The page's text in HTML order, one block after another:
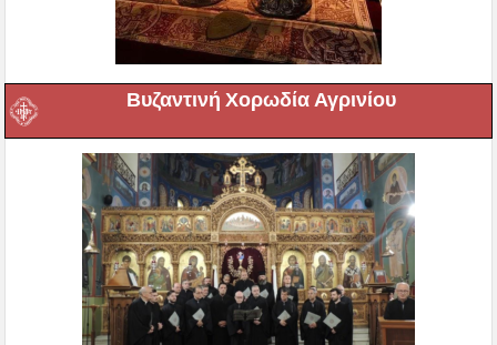
Βυζαντινή Χορωδία Αγρινίου